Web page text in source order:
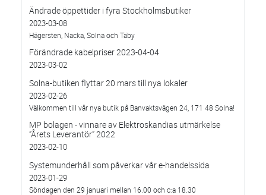
Ändrade öppettider i fyra Stockholmsbutiker
2023-03-08
Hägersten, Nacka, Solna och Täby
Förändrade kabelpriser 2023-04-04
2023-03-02
Solna-butiken flyttar 20 mars till nya lokaler
2023-02-26
Välkommen till vår nya butik på Banvaktsvägen 24, 171 48 Solna!
MP bolagen - vinnare av Elektroskandias utmärkelse
”Årets Leverantör” 2022
2023-02-10
Systemunderhåll som påverkar vår e-handelssida
2023-01-29
Söndagen den 29 januari mellan 16.00 och c:a 18.30